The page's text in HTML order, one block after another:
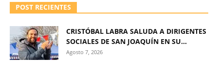
POST RECIENTES
CRISTÓBAL LABRA SALUDA A DIRIGENTES
SOCIALES DE SAN JOAQUÍN EN SU...
Agosto 7, 2026